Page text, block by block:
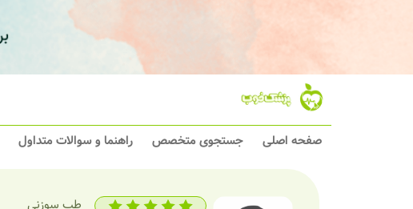
صفحه اصلی جستجوی متخصص راهنما و سوالات متداول
طب سوزنی